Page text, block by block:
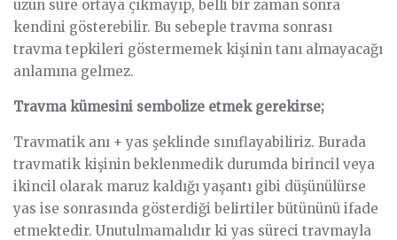
uzun süre ortaya çıkmayıp, belli bir zaman sonra
kendini gösterebilir. Bu sebeple travma sonrası
travma tepkileri göstermemek kişinin tanı almayacağı
anlamına gelmez.
Travma kümesini sembolize etmek gerekirse;
Travmatik anı + yas şeklinde sınıflayabiliriz. Burada
travmatik kişinin beklenmedik durumda birincil veya
ikincil olarak maruz kaldığı yaşantı gibi düşünülürse
yas ise sonrasında gösterdiği belirtiler bütününü ifade
etmektedir. Unutulmamalıdır ki yas süreci travmayla